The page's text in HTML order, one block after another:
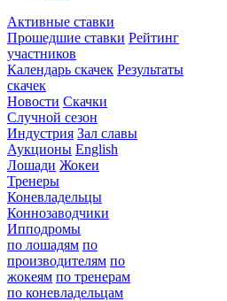
Активные ставки
Прошедшие ставки Рейтинг
участников
Календарь скачек Результаты
скачек
Новости Скачки
Случной сезон
Индустрия Зал славы
Аукционы English
Лошади Жокеи
Тренеры
Коневладельцы
Коннозаводчики
Ипподромы
по лошадям по
производителям по
жокеям по тренерам
по коневладельцам